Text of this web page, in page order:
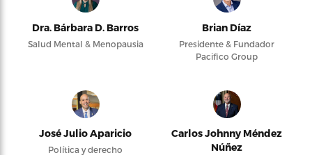
Dra. Bárbara D. Barros
Salud Mental & Menopausia
Brian Díaz
Presidente & Fundador
Pacifico Group
José Julio Aparicio
Política y derecho
Carlos Johnny Méndez
Núñez